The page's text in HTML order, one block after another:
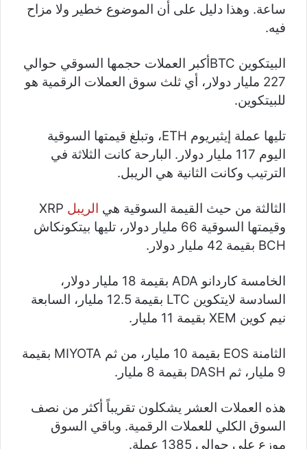
ساعة. وهذا دليل على أن الموضوع خطير ولا مزاح
فيه.
البيتكوين BTCأكبر العملات حجمها السوقي حوالي
227 مليار دولار، أي ثلث سوق العملات الرقمية هو
للبيتكوين.
تليها عملة إيثيريوم ETH، وتبلغ قيمتها السوقية
اليوم 117 مليار دولار. البارحة كانت الثلاثة في
الترتيب وكانت الثانية هي الريبل.
الثالثة من حيث القيمة السوقية هي الريبل XRP
وقيمتها السوقية 66 مليار دولار، تليها بيتكونكاش
BCH بقيمة 42 مليار دولار.
الخامسة كاردانو ADA بقيمة 18 مليار دولار،
السادسة لايتكوين LTC بقيمة 12.5 مليار، السابعة
نيم كوين XEM بقيمة 11 مليار.
الثامنة EOS بقيمة 10 مليار، من ثم MIYOTA بقيمة
9 مليار، ثم DASH بقيمة 8 مليار.
هذه العملات العشر يشكلون تقريباً أكثر من نصف
السوق الكلي للعملات الرقمية. وباقي السوق
موزع على حوالي 1385 عملة.